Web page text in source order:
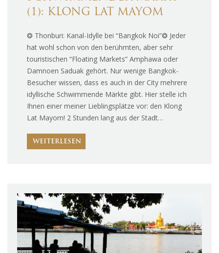
(1): KLONG LAT MAYOM
❂ Thonburi: Kanal-Idylle bei “Bangkok Noi”❂ Jeder
hat wohl schon von den berühmten, aber sehr
touristischen “Floating Markets” Amphawa oder
Damnoen Saduak gehört. Nur wenige Bangkok-
Besucher wissen, dass es auch in der City mehrere
idyllische Schwimmende Märkte gibt. Hier stelle ich
Ihnen einer meiner Lieblingsplätze vor: den Klong
Lat Mayom! 2 Stunden lang aus der Stadt…
WEITERLESEN